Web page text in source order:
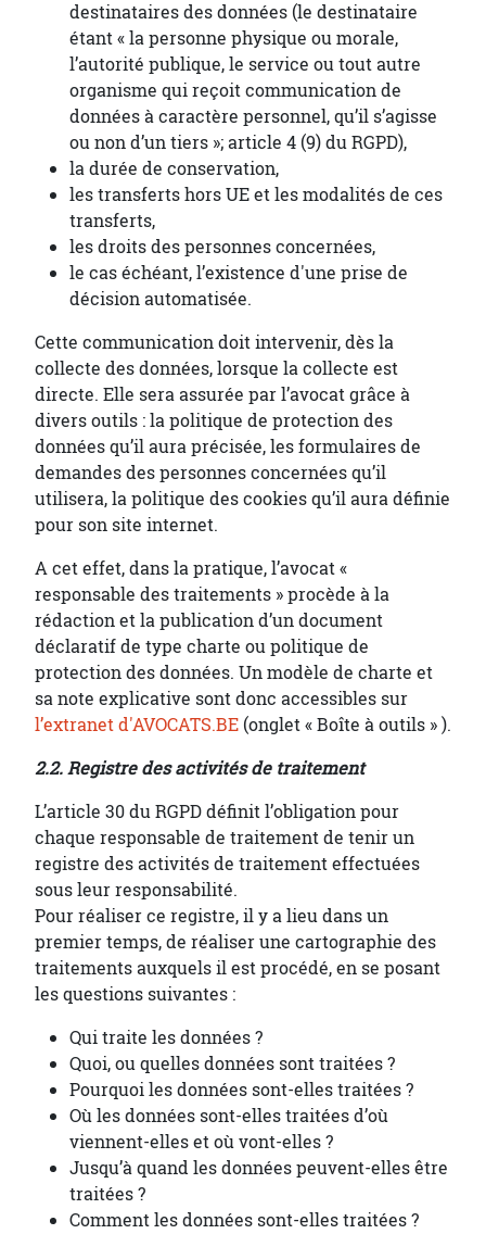
destinataires des données (le destinataire
étant « la personne physique ou morale,
l’autorité publique, le service ou tout autre
organisme qui reçoit communication de
données à caractère personnel, qu’il s’agisse
ou non d’un tiers »; article 4 (9) du RGPD),
la durée de conservation,
les transferts hors UE et les modalités de ces
transferts,
les droits des personnes concernées,
le cas échéant, l’existence d'une prise de
décision automatisée.
Cette communication doit intervenir, dès la
collecte des données, lorsque la collecte est
directe. Elle sera assurée par l’avocat grâce à
divers outils : la politique de protection des
données qu’il aura précisée, les formulaires de
demandes des personnes concernées qu’il
utilisera, la politique des cookies qu’il aura définie
pour son site internet.
A cet effet, dans la pratique, l’avocat «
responsable des traitements » procède à la
rédaction et la publication d’un document
déclaratif de type charte ou politique de
protection des données. Un modèle de charte et
sa note explicative sont donc accessibles sur
l’extranet d'AVOCATS.BE (onglet « Boîte à outils » ).
2.2. Registre des activités de traitement
L’article 30 du RGPD définit l’obligation pour
chaque responsable de traitement de tenir un
registre des activités de traitement effectuées
sous leur responsabilité.
Pour réaliser ce registre, il y a lieu dans un
premier temps, de réaliser une cartographie des
traitements auxquels il est procédé, en se posant
les questions suivantes :
Qui traite les données ?
Quoi, ou quelles données sont traitées ?
Pourquoi les données sont-elles traitées ?
Où les données sont-elles traitées d’où
viennent-elles et où vont-elles ?
Jusqu’à quand les données peuvent-elles être
traitées ?
Comment les données sont-elles traitées ?